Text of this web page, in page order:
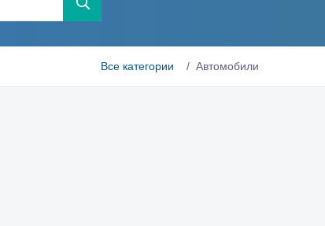
Все категории Автомобили